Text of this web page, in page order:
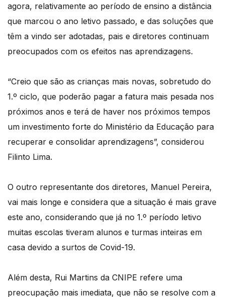
agora, relativamente ao período de ensino a distância
que marcou o ano letivo passado, e das soluções que
têm a vindo ser adotadas, pais e diretores continuam
preocupados com os efeitos nas aprendizagens.
“Creio que são as crianças mais novas, sobretudo do
1.º ciclo, que poderão pagar a fatura mais pesada nos
próximos anos e terá de haver nos próximos tempos
um investimento forte do Ministério da Educação para
recuperar e consolidar aprendizagens”, considerou
Filinto Lima.
O outro representante dos diretores, Manuel Pereira,
vai mais longe e considera que a situação é mais grave
este ano, considerando que já no 1.º período letivo
muitas escolas tiveram alunos e turmas inteiras em
casa devido a surtos de Covid-19.
Além desta, Rui Martins da CNIPE refere uma
preocupação mais imediata, que não se resolve com a